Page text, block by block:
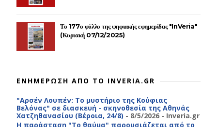
Το 177ο φύλλο της ψηφιακής εφημερίδας "InVeria"
(Κυριακή 07/12/2025)
ΕΝΗΜΕΡΩΣΗ ΑΠΟ ΤΟ INVERIA.GR
"Αρσέν Λουπέν: Το μυστήριο της Κούφιας
Βελόνας" σε διασκευή - σκηνοθεσία της Αθηνάς
Χατζηθανασίου (Βέροια, 24/8) - 8/5/2026- Inveria.gr
Η παράσταση "Το θαύμα" παρουσιάζεται από το